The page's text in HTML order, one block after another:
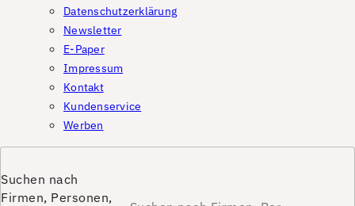
Datenschutzerklärung
Newsletter
E-Paper
Impressum
Kontakt
Kundenservice
Werben
Suchen nach
Firmen, Personen,